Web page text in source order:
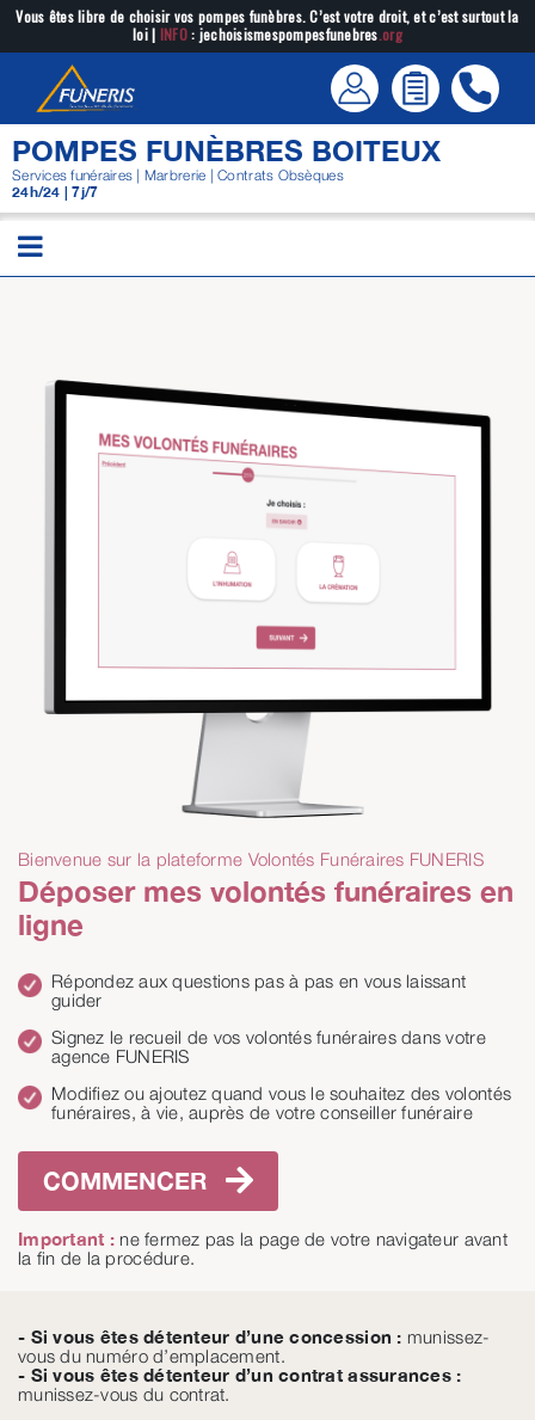
Passer
contenu
Vous êtes libre de choisir vos pompes funèbres. C’est votre droit, et c’est surtout la
loi | INFO: jechoisismespompesfunebres.org
POMPES FUNÈBRES BOITEUX
Services funéraires | Marbrerie | Contrats Obsèques
24h/24 | 7j/7
Bienvenue sur la plateforme Volontés Funéraires FUNERIS
Déposer mes volontés funéraires en
ligne
Répondez aux questions pas à pas en vous laissant
guider
Signez le recueil de vos volontés funéraires dans votre
agence FUNERIS
Modifiez ou ajoutez quand vous le souhaitez des volontés
funéraires, à vie, auprès de votre conseiller funéraire
COMMENCER
Important :ne fermez pas la page de votre navigateur avant
la fin de la procédure.
- Si vous êtes détenteur d’une concession : munissez-
vous du numéro d’emplacement.
- Si vous êtes détenteur d’un contrat assurances :
munissez-vous du contrat.